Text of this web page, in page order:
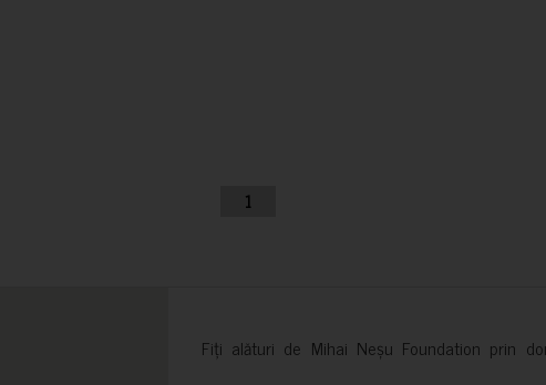
1
Fiți alături de Mihai Neșu Foundation prin